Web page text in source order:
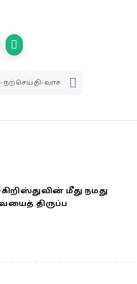
மீது நமது
திருப்ப